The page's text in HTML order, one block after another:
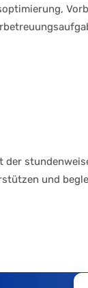
und